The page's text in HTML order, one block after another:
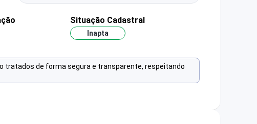
Situação Cadastral
Inapta
tratados de forma segura e transparente, respeitando